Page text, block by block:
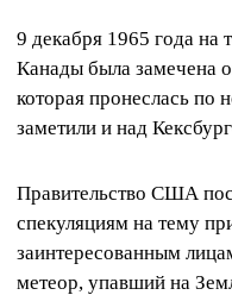
9 декабря 1965 года
Канады была замечена
которая пронеслась по
заметили и над
Правительство США
спекуляциям на тему
заинтересованным
метеор, упавший на